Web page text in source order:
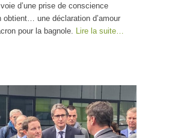
d’une prise de conscience
obtient… une déclaration d’amour
pour la bagnole.
Lire la suite…